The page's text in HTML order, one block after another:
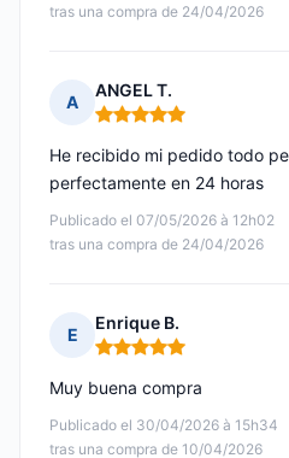
tras una compra de 24/04/2026
A
ANGEL T.
Nota: 5 de 5
Publicado el 07/05/2026 à 12h02
tras una compra de 24/04/2026
He recibido mi pedido todo
perfectamente en 24 horas
E
Enrique B.
Nota: 5 de 5
Publicado el 30/04/2026 à 15h34
tras una compra de 10/04/2026
Muy buena compra